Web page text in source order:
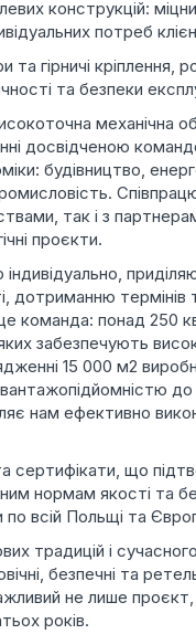
конструкцій:
потреб
та гірничі кріплення,
та безпеки
механічна
досвідченою
будівництво,
так і з
проєкти.
термінів
команда: понад 250
забезпечують
15 000 м2
нам ефективно
сертифікати, що
нормам якості та
всій Польщі та
традицій і
безпечні та
не лише
років.